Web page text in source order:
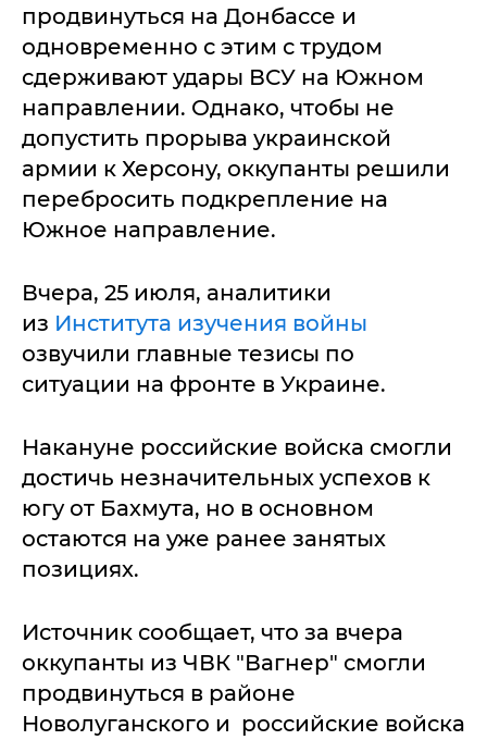
продвинуться на Донбассе и
одновременно с этим с трудом
сдерживают удары ВСУ на Южном
направлении. Однако, чтобы не
допустить прорыва украинской
армии к Херсону, оккупанты решили
перебросить подкрепление на
Южное направление.
Вчера, 25 июля, аналитики
из Института изучения войны
озвучили главные тезисы по
ситуации на фронте в Украине.
Накануне российские войска смогли
достичь незначительных успехов к
югу от Бахмута, но в основном
остаются на уже ранее занятых
позициях.
Источник сообщает, что за вчера
оккупанты из ЧВК "Вагнер" смогли
продвинуться в районе
Новолуганского и российские войска